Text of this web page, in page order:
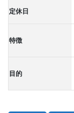
定休日
特徴
目的